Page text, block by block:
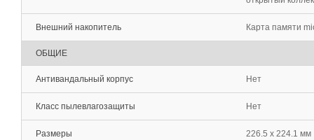
Внешний накопитель Карта памяти
ОБЩИЕ
Антивандальный корпус Нет
Класс пылевлагозащиты Нет
Размеры 226.5 x 224.1 мм